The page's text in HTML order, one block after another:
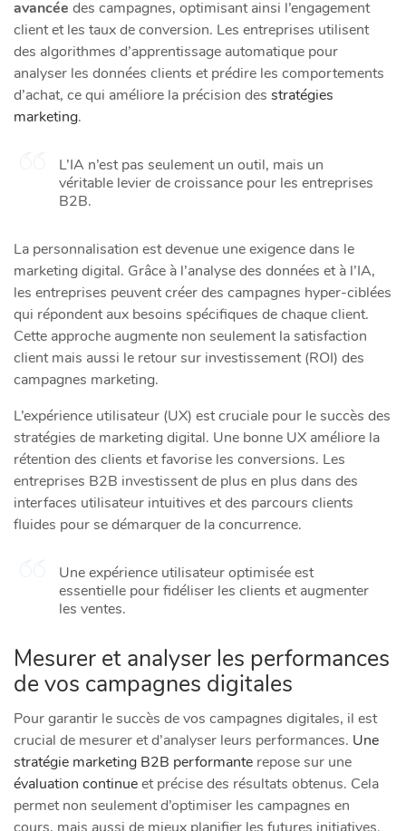
avancée des campagnes, optimisant ainsi l’engagement
client et les taux de conversion. Les entreprises utilisent
des algorithmes d’apprentissage automatique pour
analyser les données clients et prédire les comportements
d’achat, ce qui améliore la précision des stratégies
marketing.
L’IA n’est pas seulement un outil, mais un
véritable levier de croissance pour les entreprises
B2B.
La personnalisation est devenue une exigence dans le
marketing digital. Grâce à l’analyse des données et à l’IA,
les entreprises peuvent créer des campagnes hyper-ciblées
qui répondent aux besoins spécifiques de chaque client.
Cette approche augmente non seulement la satisfaction
client mais aussi le retour sur investissement (ROI) des
campagnes marketing.
L’expérience utilisateur (UX) est cruciale pour le succès des
stratégies de marketing digital. Une bonne UX améliore la
rétention des clients et favorise les conversions. Les
entreprises B2B investissent de plus en plus dans des
interfaces utilisateur intuitives et des parcours clients
fluides pour se démarquer de la concurrence.
Une expérience utilisateur optimisée est
essentielle pour fidéliser les clients et augmenter
les ventes.
Mesurer et analyser les performances
de vos campagnes digitales
Pour garantir le succès de vos campagnes digitales, il est
crucial de mesurer et d’analyser leurs performances. Une
stratégie marketing B2B performante repose sur une
évaluation continueet précise des résultats obtenus. Cela
permet non seulement d’optimiser les campagnes en